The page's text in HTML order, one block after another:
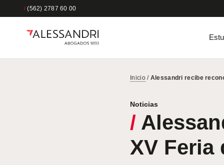
/(562) 2787 60 00
Inicio/ Alessandri recibe
Noticias
/
XV Feria